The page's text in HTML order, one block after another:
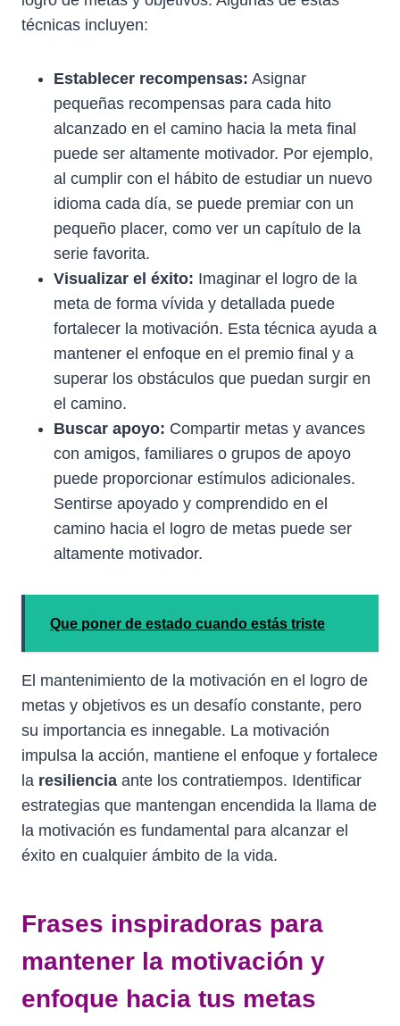
técnicas incluyen:
Establecer recompensas: Asignar
pequeñas recompensas para cada hito
alcanzado en el camino hacia la meta final
puede ser altamente motivador. Por ejemplo,
al cumplir con el hábito de estudiar un nuevo
idioma cada día, se puede premiar con un
pequeño placer, como ver un capítulo de la
serie favorita.
Visualizar el éxito: Imaginar el logro de la
meta de forma vívida y detallada puede
fortalecer la motivación. Esta técnica ayuda a
mantener el enfoque en el premio final y a
superar los obstáculos que puedan surgir en
el camino.
Buscar apoyo: Compartir metas y avances
con amigos, familiares o grupos de apoyo
puede proporcionar estímulos adicionales.
Sentirse apoyado y comprendido en el
camino hacia el logro de metas puede ser
altamente motivador.
Que poner de estado cuando estás triste
El mantenimiento de la motivación en el logro de
metas y objetivos es un desafío constante, pero
su importancia es innegable. La motivación
impulsa la acción, mantiene el enfoque y fortalece
la resiliencia ante los contratiempos. Identificar
estrategias que mantengan encendida la llama de
la motivación es fundamental para alcanzar el
éxito en cualquier ámbito de la vida.
Frases inspiradoras para
mantener la motivación y
enfoque hacia tus metas